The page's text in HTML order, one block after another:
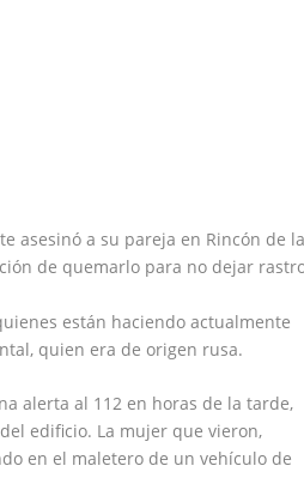
asesinó a su pareja en Rincón de
de quemarlo para no dejar
están haciendo actualmente
quien era de origen rusa.
alerta al 112 en horas de la tarde,
edificio. La mujer que vieron,
en el maletero de un vehículo de